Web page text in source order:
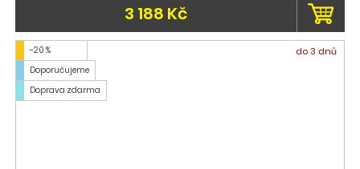
3 188 Kč
-20 %
Doporučujeme
Doprava zdarma
do 3 dnů